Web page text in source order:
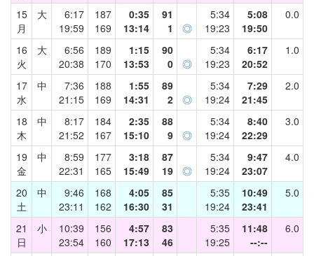
15
月
大
6:17
19:59
187
169
0:35
13:14
91
1
◎
5:34
19:23
5:08
19:50
0.0
16
火
大
6:56
20:38
189
170
1:15
13:53
90
0
◎
5:34
19:23
6:17
20:52
1.0
17
水
中
7:36
21:15
188
169
1:55
14:31
89
2
◎
5:34
19:24
7:29
21:45
2.0
18
木
中
8:17
21:52
184
167
2:35
15:10
88
9
◎
5:34
19:24
8:40
22:29
3.0
19
金
中
8:59
22:31
177
165
3:18
15:49
87
19
◎
5:34
19:24
9:47
23:07
4.0
20
土
中
9:46
23:11
168
162
4:05
16:30
85
31
5:35
19:24
10:49
23:41
5.0
21
日
小
10:39
23:54
156
160
4:57
17:13
83
46
5:35
19:25
11:48
--:--
6.0